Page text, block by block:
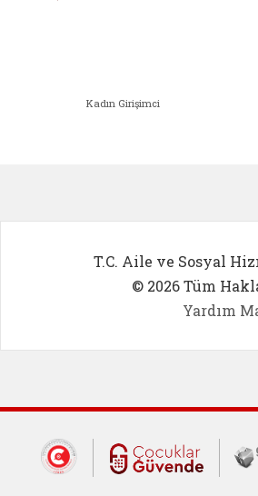
Kadın Girişimci
T.C. Aile ve Sosyal
© 2026 Tüm
Yardım
Dış Bağlantılar
Cumhurbaşkanlığı